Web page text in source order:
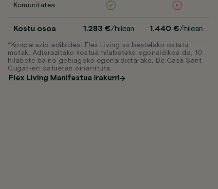
Komunitatea
Kostu osoa 1.283 €/hilean 1.440 €/hilean
*Konparazio adibidea: Flex Living vs bestelako ostatu
motak. Adierazitako kostua hilabeteko egonaldikoa da, 10
hilabete baino gehiagoko egonaldietarako, Be Casa Sant
Cugat-en datuetan oinarrituta.
Flex Living Manifestua irakurri